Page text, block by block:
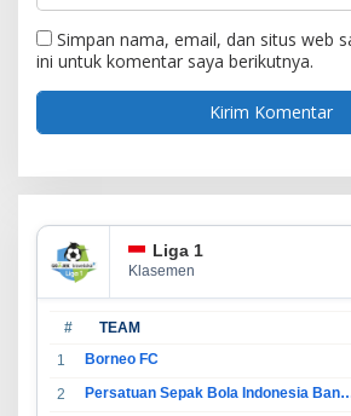
Simpan nama, email, dan situs web
ini untuk komentar saya berikutnya.
Liga 1
Klasemen
# TEAM
1 Borneo FC
2
Persatuan Sepak Bola